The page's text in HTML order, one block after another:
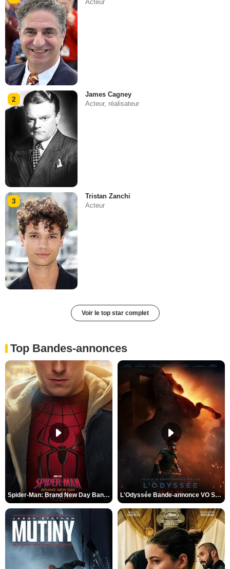
Acteur
2
James Cagney
Acteur, réalisateur
3
Tristan Zanchi
Acteur
Voir le top star complet
Top Bandes-annonces
Spider-Man: Brand New Day Bande-annonce VO STFR L'Odyssée Bande-annonce VO STFR